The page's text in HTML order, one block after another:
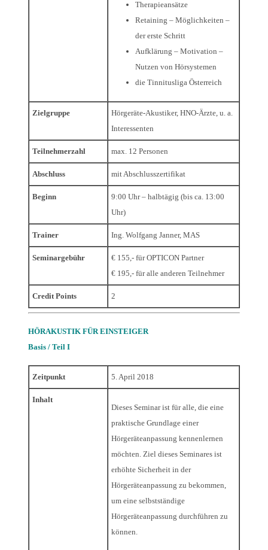
Therapieansätze
Retaining – Möglichkeiten –
der erste Schritt
Aufklärung – Motivation –
Nutzen von Hörsystemen
die Tinnitusliga Österreich
Zielgruppe
Hörgeräte-Akustiker, HNO-Ärzte, u. a.
Interessenten
Teilnehmerzahl max. 12 Personen
Abschluss mit Abschlusszertifikat
Beginn
9:00 Uhr – halbtägig (bis ca. 13:00
Uhr)
Trainer Ing. Wolfgang Janner, MAS
Seminargebühr
€ 155,- für OPTICON Partner
€ 195,- für alle anderen Teilnehmer
Credit Points 2
HÖRAKUSTIK FÜR EINSTEIGER
Basis / Teil I
Zeitpunkt 5. April 2018
Inhalt
Dieses Seminar ist für alle, die eine
praktische Grundlage einer
Hörgeräteanpassung kennenlernen
möchten. Ziel dieses Seminares ist
erhöhte Sicherheit in der
Hörgeräteanpassung zu bekommen,
um eine selbstständige
Hörgeräteanpassung durchführen zu
können.